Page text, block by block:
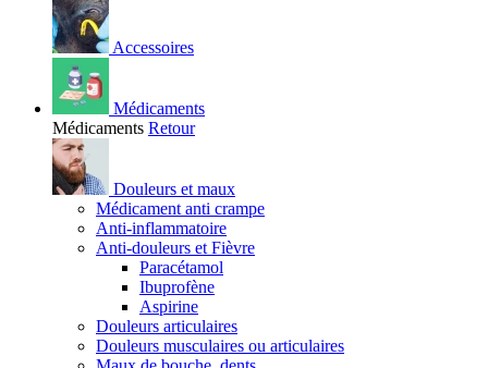
Accessoires
Médicaments
Médicaments Retour
Douleurs et maux
Médicament anti crampe
Anti-inflammatoire
Anti-douleurs et Fièvre
Paracétamol
Ibuprofène
Aspirine
Douleurs articulaires
Douleurs musculaires ou articulaires